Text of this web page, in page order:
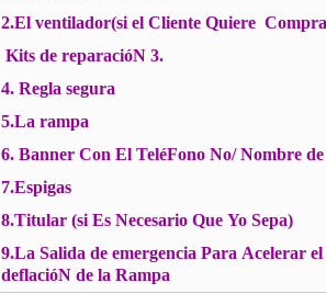
2.El ventilador(si el Cliente Quiere
Kits de reparacióN 3.
4. Regla segura
5.La rampa
6. Banner Con El TeléFono No/ Nombre
7.Espigas
8.Titular (si Es Necesario Que Yo Sepa)
9.La Salida de emergencia Para Acelerar
deflacióN de la Rampa